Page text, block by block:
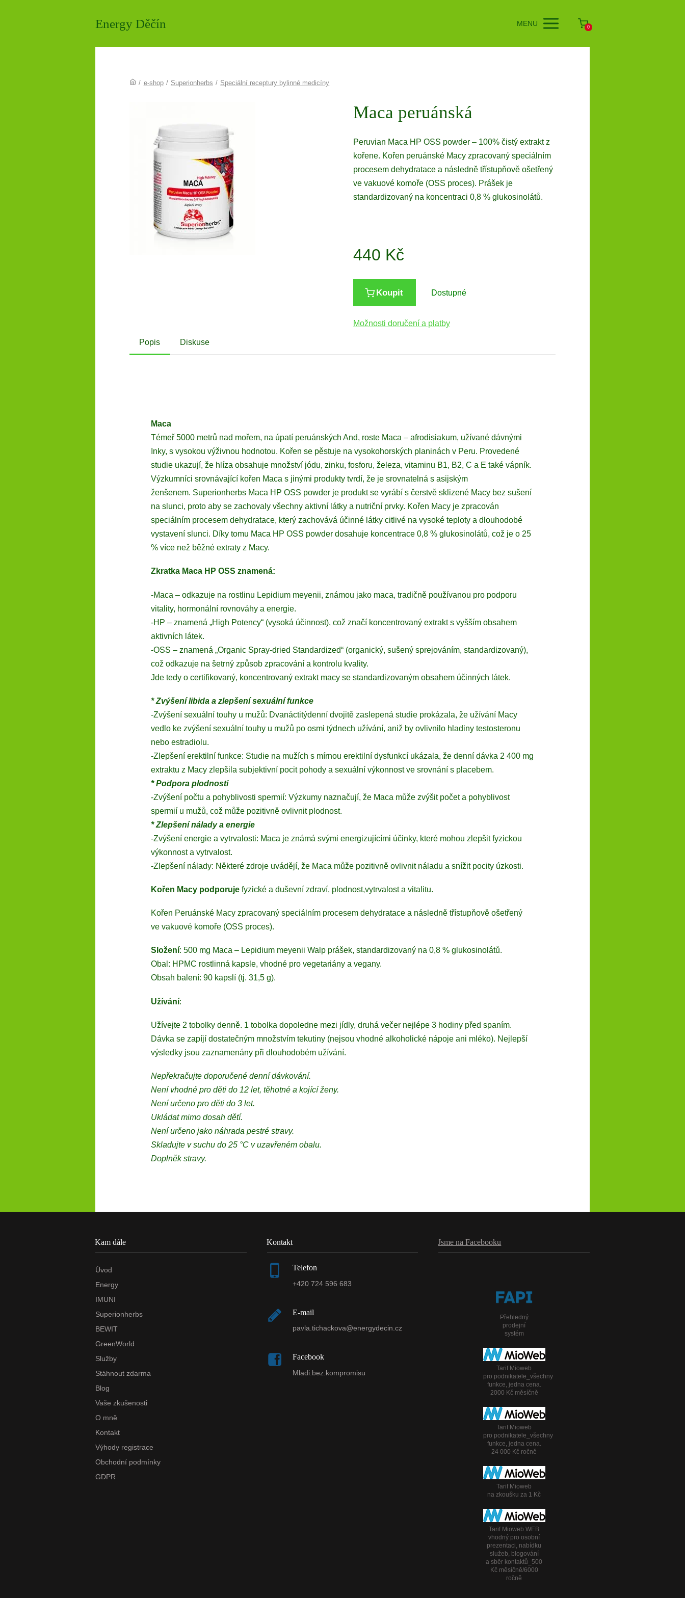
Energy Děčín MENU 0
/ e-shop / Superionherbs / Speciální receptury bylinné medicíny
Maca peruánská
Peruvian Maca HP OSS powder – 100% čistý extrakt z
kořene. Kořen peruánské Macy zpracovaný speciálním
procesem dehydratace a následně třístupňově ošetřený
ve vakuové komoře (OSS proces). Prášek je
standardizovaný na koncentraci 0,8 % glukosinolátů.
440 Kč
Koupit Dostupné
Možnosti doručení a platby
Popis Diskuse
Maca
Témeř 5000 metrů nad mořem, na úpatí peruánských And, roste Maca – afrodisiakum, užívané dávnými
Inky, s vysokou výživnou hodnotou. Kořen se pěstuje na vysokohorských planinách v Peru. Provedené
studie ukazují, že hlíza obsahuje množství jódu, zinku, fosforu, železa, vitaminu B1, B2, C a E také vápník.
Výzkumníci srovnávající kořen Maca s jinými produkty tvrdí, že je srovnatelná s asijským
ženšenem. Superionherbs Maca HP OSS powder je produkt se vyrábí s čerstvě sklizené Macy bez sušení
na slunci, proto aby se zachovaly všechny aktivní látky a nutriční prvky. Kořen Macy je zpracován
speciálním procesem dehydratace, který zachovává účinné látky citlivé na vysoké teploty a dlouhodobé
vystavení slunci. Díky tomu Maca HP OSS powder dosahuje koncentrace 0,8 % glukosinolátů, což je o 25
% více než běžné extraty z Macy.
Zkratka Maca HP OSS znamená:
-Maca – odkazuje na rostlinu Lepidium meyenii, známou jako maca, tradičně používanou pro podporu
vitality, hormonální rovnováhy a energie.
-HP – znamená „High Potency“ (vysoká účinnost), což značí koncentrovaný extrakt s vyšším obsahem
aktivních látek.
-OSS – znamená „Organic Spray-dried Standardized“ (organický, sušený sprejováním, standardizovaný),
což odkazuje na šetrný způsob zpracování a kontrolu kvality.
Jde tedy o certifikovaný, koncentrovaný extrakt macy se standardizovaným obsahem účinných látek.
* Zvýšení libida a zlepšení sexuální funkce
-Zvýšení sexuální touhy u mužů: Dvanáctitýdenní dvojitě zaslepená studie prokázala, že užívání Macy
vedlo ke zvýšení sexuální touhy u mužů po osmi týdnech užívání, aniž by ovlivnilo hladiny testosteronu
nebo estradiolu.
-Zlepšení erektilní funkce: Studie na mužích s mírnou erektilní dysfunkcí ukázala, že denní dávka 2 400 mg
extraktu z Macy zlepšila subjektivní pocit pohody a sexuální výkonnost ve srovnání s placebem. ​
* Podpora plodnosti
-Zvýšení počtu a pohyblivosti spermií: Výzkumy naznačují, že Maca může zvýšit počet a pohyblivost
spermií u mužů, což může pozitivně ovlivnit plodnost.
* Zlepšení nálady a energie
-Zvýšení energie a vytrvalosti: Maca je známá svými energizujícími účinky, které mohou zlepšit fyzickou
výkonnost a vytrvalost.
-Zlepšení nálady: Některé zdroje uvádějí, že Maca může pozitivně ovlivnit náladu a snížit pocity úzkosti.
Kořen Macy podporujefyzické a duševní zdraví, plodnost,vytrvalost a vitalitu.
Kořen Peruánské Macy zpracovaný speciálním procesem dehydratace a následně třístupňově ošetřený
ve vakuové komoře (OSS proces).
Složení: 500 mg Maca – Lepidium meyenii Walp prášek, standardizovaný na 0,8 % glukosinolátů.
Obal: HPMC rostlinná kapsle, vhodné pro vegetariány a vegany.
Obsah balení: 90 kapslí (tj. 31,5 g).
Užívání:
Užívejte 2 tobolky denně. 1 tobolka dopoledne mezi jídly, druhá večer nejlépe 3 hodiny před spaním.
Dávka se zapíjí dostatečným množstvím tekutiny (nejsou vhodné alkoholické nápoje ani mléko). Nejlepší
výsledky jsou zaznamenány při dlouhodobém užívání.
Nepřekračujte doporučené denní dávkování.
Není vhodné pro děti do 12 let, těhotné a kojící ženy.
Není určeno pro děti do 3 let.
Ukládat mimo dosah dětí.
Není určeno jako náhrada pestré stravy.
Skladujte v suchu do 25 °C v uzavřeném obalu.
Doplněk stravy.
Kam dále
Úvod
Energy
IMUNI
Superionherbs
BEWIT
GreenWorld
Služby
Stáhnout zdarma
Blog
Vaše zkušenosti
O mně
Kontakt
Výhody registrace
Obchodní podmínky
GDPR
Kontakt
Telefon
+420 724 596 683
E-mail
pavla.tichackova@energydecin.cz
Facebook
Mladi.bez.kompromisu
Jsme na Facebooku
Přehledný
prodejní
systém
Tarif Mioweb
pro podnikatele_všechny
funkce, jedna cena.
2000 Kč měsíčně
Tarif Mioweb
pro podnikatele_všechny
funkce, jedna cena.
24 000 Kč ročně
Tarif Mioweb
na zkoušku za 1 Kč
Tarif Mioweb WEB
vhodný pro osobní
prezentaci, nabídku
služeb, blogování
a sběr kontaktů_500
Kč měsíčně/6000
ročně